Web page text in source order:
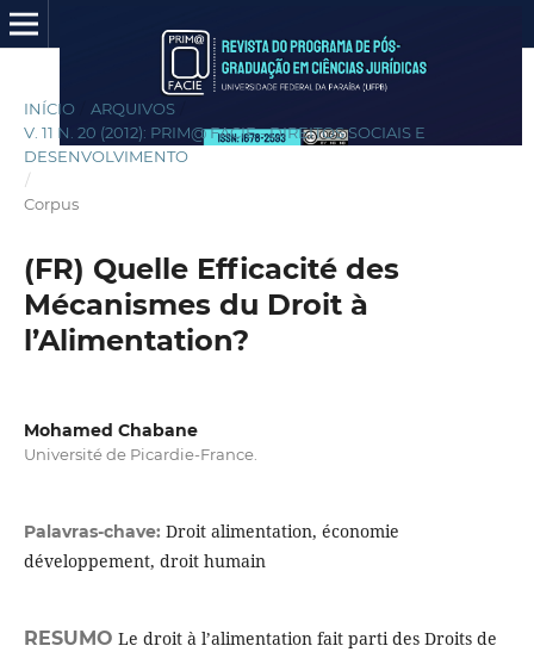
INÍCIO ARQUIVOS
V. 11 N. 20 (2012): PRIM@ FACIE - DIREITOS SOCIAIS E
DESENVOLVIMENTO
/
Corpus
(FR) Quelle Efficacité des
Mécanismes du Droit à
l’Alimentation?
Mohamed Chabane
Université de Picardie-France.
Palavras-chave: Droit alimentation, économie
développement, droit humain
RESUMO Le droit à l’alimentation fait parti des Droits de